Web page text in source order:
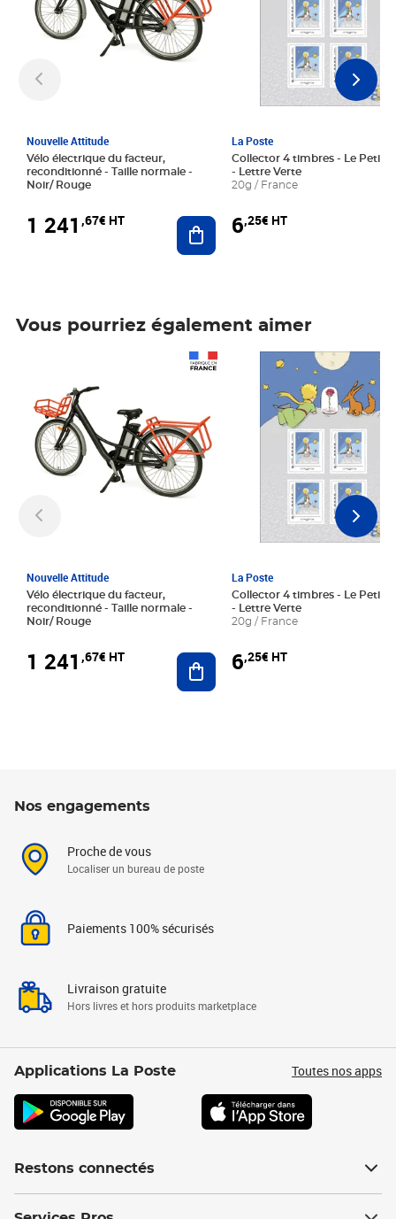
Nouvelle Attitude
Vélo électrique du facteur,
reconditionné - Taille normale -
Noir/ Rouge
1 241 ,67€ HT Ajouter au panier
La Poste
Collector 4 timbres - Le Petit
- Lettre Verte
20g / France
6,25€ HT
Vous pourriez également aimer
Nouvelle Attitude
Vélo électrique du facteur,
reconditionné - Taille normale -
Noir/ Rouge
1 241 ,67€ HT Ajouter au panier
La Poste
Collector 4 timbres - Le Petit
- Lettre Verte
20g / France
6,25€ HT
Prix 6,25€ HT
Nos engagements
Proche de vous
Localiser un bureau de poste
Paiements 100% sécurisés
Livraison gratuite
Hors livres et hors produits marketplace
Applications La Poste Toutes nos apps
Restons connectés